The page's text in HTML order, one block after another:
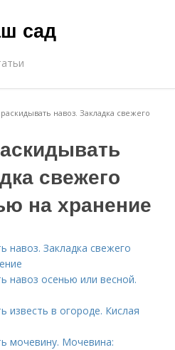
сад
навоз. Закладка свежего
свежего
на хранение
навоз. Закладка свежего
навоз осенью или весной.
известь в огороде. Кислая
мочевину. Мочевина: